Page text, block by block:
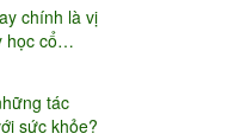
chính là vị
học cổ
tác
sức khỏe?